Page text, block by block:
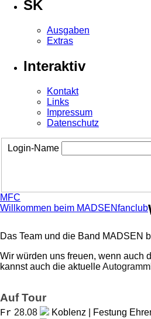
SK
Ausgaben
Extras
Interaktiv
Kontakt
Links
Impressum
Datenschutz
Login-Name
MFC
Willkommen beim MADSENfanclub
Das Team und die Band MADSEN
Wir würden uns freuen, wenn auch
kannst auch die aktuelle
Auf Tour
Fr 28.08 Koblenz | Festung